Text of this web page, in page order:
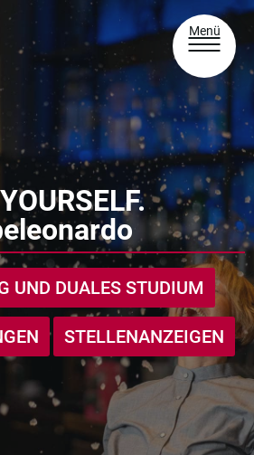
Menü
UND DUALES STUDIUM
STELLENANZEIGEN